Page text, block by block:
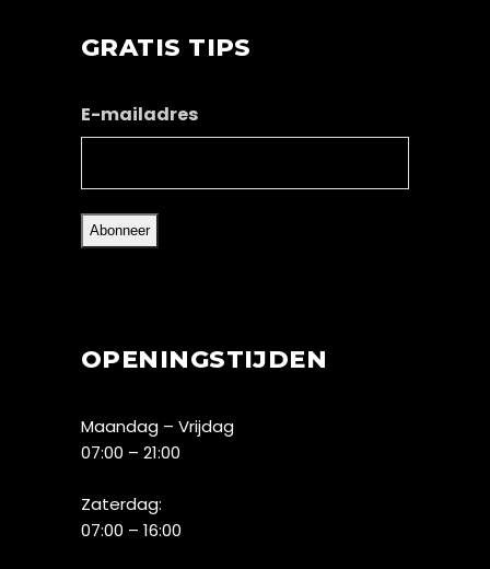
GRATIS TIPS
E-mailadres
OPENINGSTIJDEN
Maandag – Vrijdag
07:00 – 21:00
Zaterdag:
07:00 – 16:00